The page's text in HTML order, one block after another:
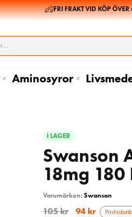
FRI FRAKT VID KÖP ÖVER
Aminosyror
I LAGER
Swanson
18mg
Varumärken: Swanson
105kr 94 kr Prishistorik